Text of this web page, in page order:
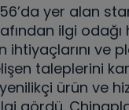
yer alan
ilgi
ihtiyaçlarını ve
taleplerini
ürün ve